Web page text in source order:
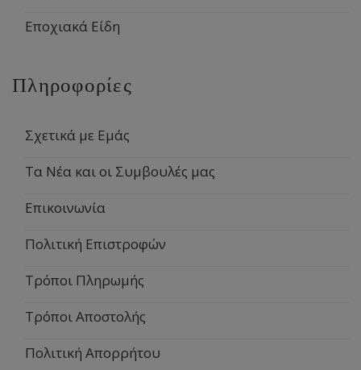
Εποχιακά Είδη
Πληροφορίες
Σχετικά με Εμάς
Τα Νέα και οι Συμβουλές μας
Επικοινωνία
Πολιτική Επιστροφών
Τρόποι Πληρωμής
Τρόποι Αποστολής
Πολιτική Απορρήτου